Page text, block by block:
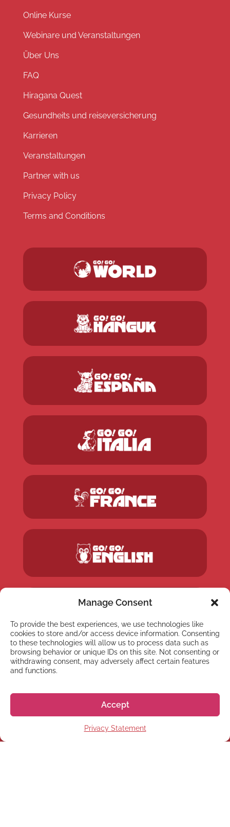
Manage Consent
To provide the best experiences, we use technologies like
cookies to store and/or access device information. Consenting
to these technologies will allow us to process data such as
browsing behavior or unique IDs on this site. Not consenting or
withdrawing consent, may adversely affect certain features
and functions.
Accept
Privacy Statement
Online Kurse
Webinare und Veranstaltungen
Über Uns
FAQ
Hiragana Quest
Gesundheits und reiseversicherung
Karrieren
Veranstaltungen
Partner with us
Privacy Policy
Terms and Conditions